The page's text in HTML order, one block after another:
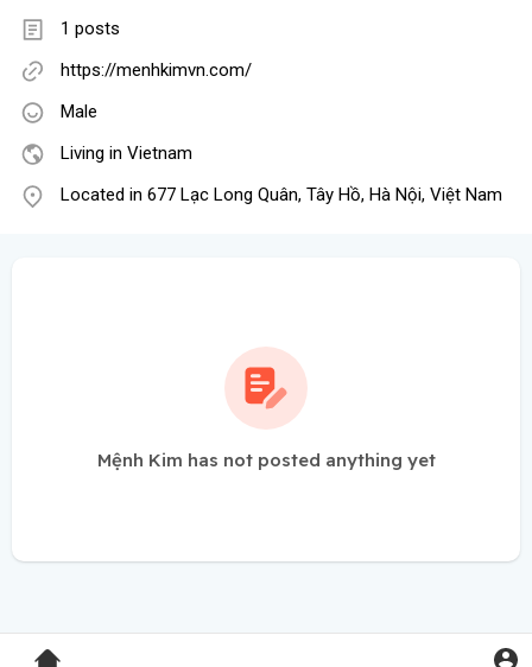
1 posts
https://menhkimvn.com/
Male
Living in Vietnam
Located in 677 Lạc Long Quân, Tây Hồ, Hà Nội, Việt Nam
Mệnh Kim has not posted anything yet